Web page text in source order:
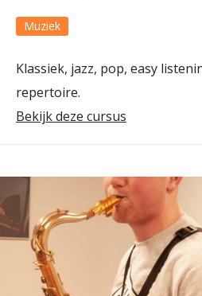
Muziek
Klassiek, jazz, pop, easy
repertoire.
Bekijk deze cursus